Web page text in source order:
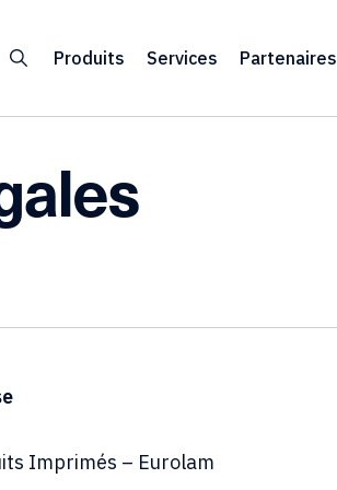
Produits Services Partenaires
Imprimés – Eurolam